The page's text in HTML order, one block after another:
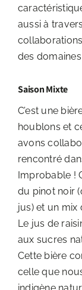
aussi à
des
Saison Mixte
C’est une
houblons et
avons
rencontré
Improbable !
du pinot noir
jus) et un mix
Le jus de
aux sucres
Cette bière
celle que